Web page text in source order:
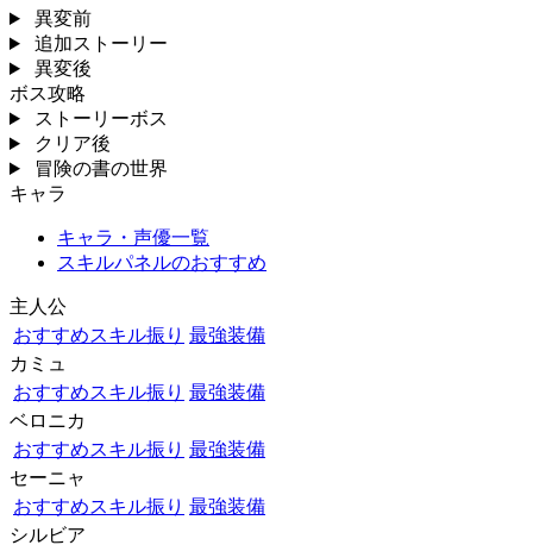
異変前
追加ストーリー
異変後
ボス攻略
ストーリーボス
クリア後
冒険の書の世界
キャラ
キャラ・声優一覧
スキルパネルのおすすめ
主人公
おすすめスキル振り 最強装備
カミュ
おすすめスキル振り 最強装備
ベロニカ
おすすめスキル振り 最強装備
セーニャ
おすすめスキル振り 最強装備
シルビア